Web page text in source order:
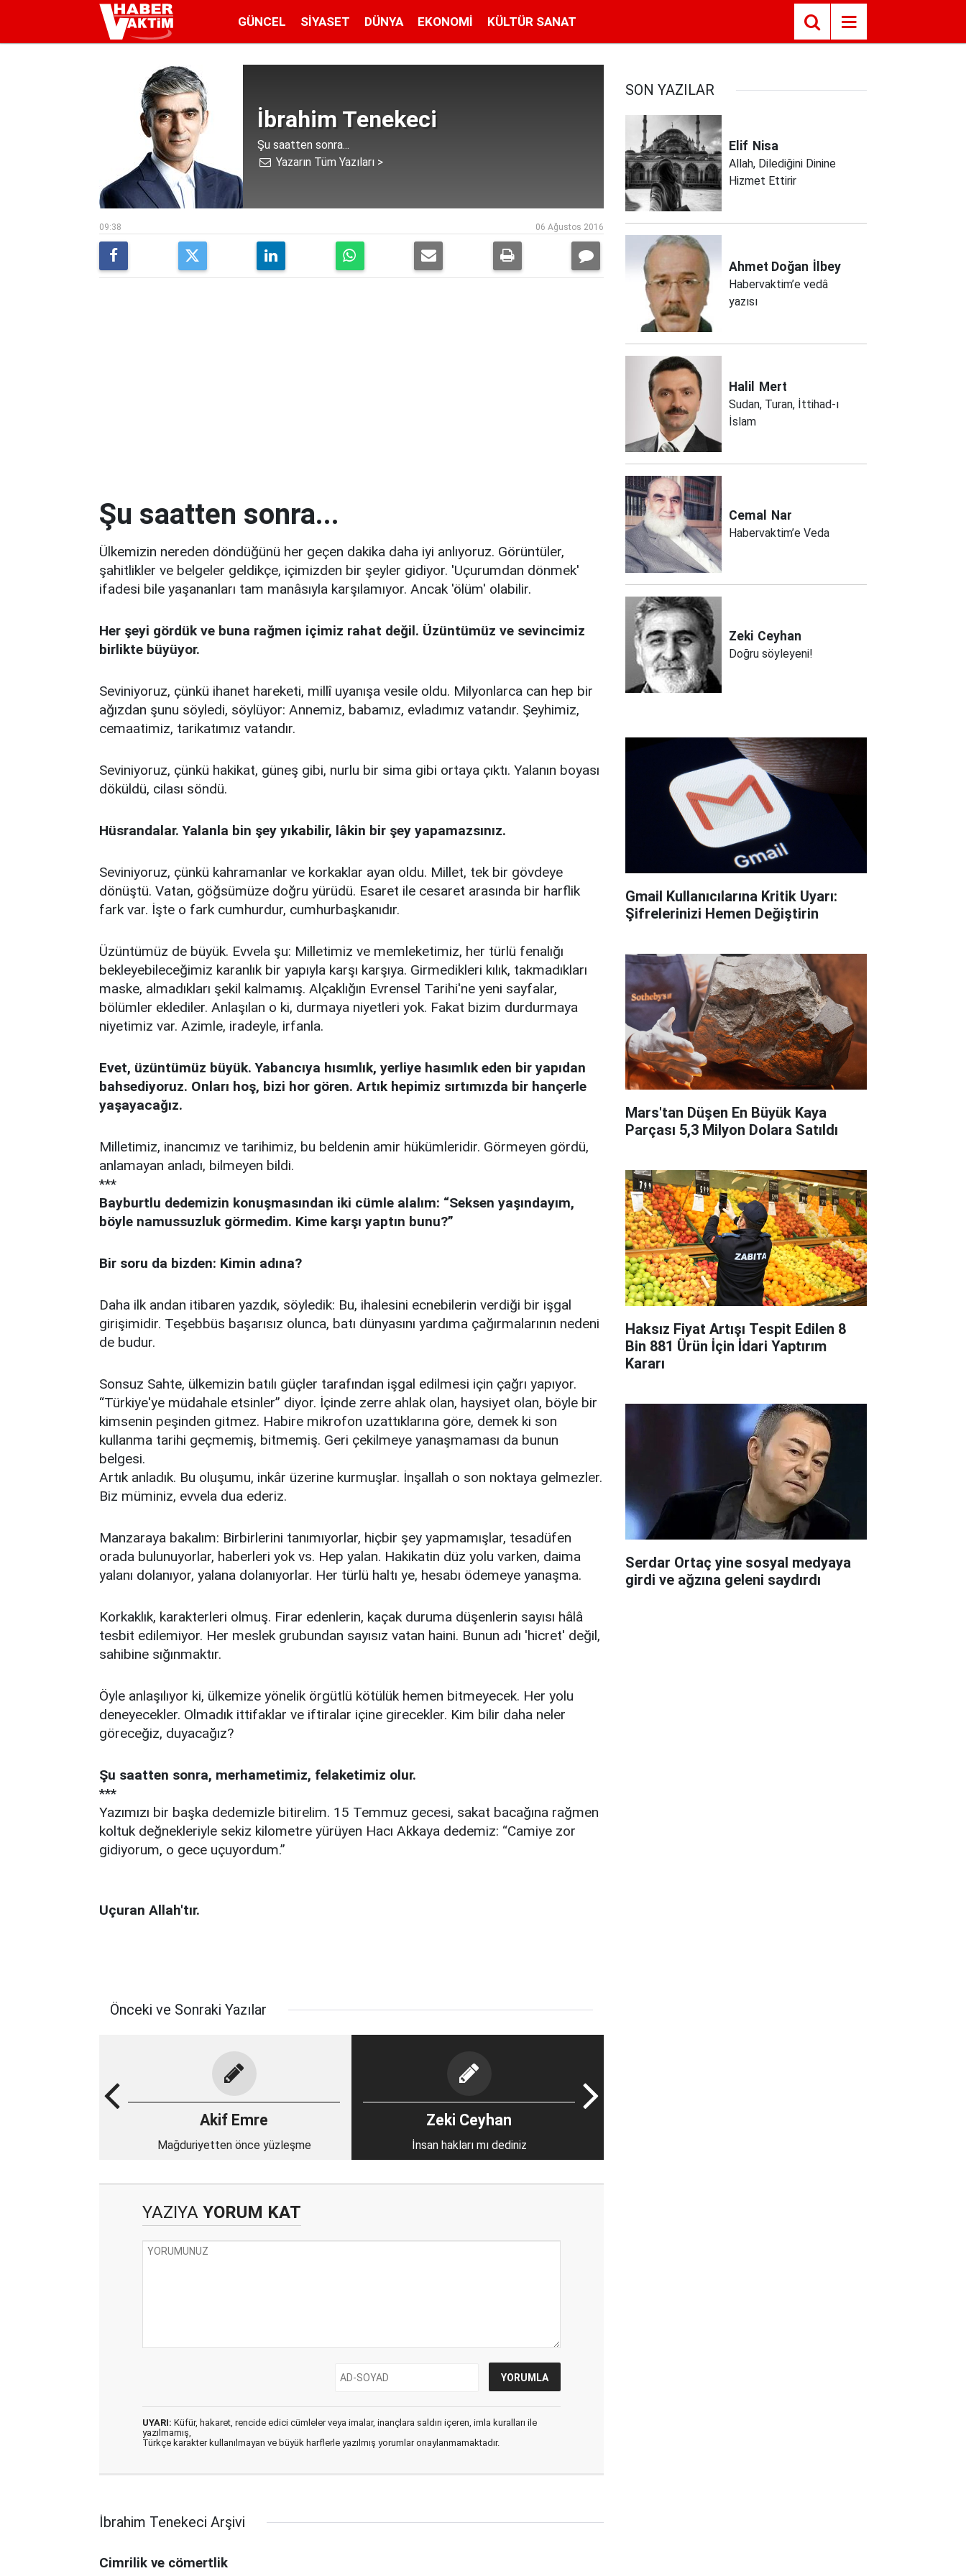
GÜNCEL SIYASET DÜNYA EKONOMI KÜLTÜR SANAT
İbrahim Tenekeci
Şu saatten sonra...
Yazarın Tüm Yazıları >
09:38 06 Ağustos 2016
Şu saatten sonra...
Ülkemizin nereden döndüğünü her geçen dakika daha iyi anlıyoruz. Görüntüler,
şahitlikler ve belgeler geldikçe, içimizden bir şeyler gidiyor. 'Uçurumdan dönmek'
ifadesi bile yaşananları tam manâsıyla karşılamıyor. Ancak 'ölüm' olabilir.
Her şeyi gördük ve buna rağmen içimiz rahat değil. Üzüntümüz ve sevincimiz
birlikte büyüyor.
Seviniyoruz, çünkü ihanet hareketi, millî uyanışa vesile oldu. Milyonlarca can hep bir
ağızdan şunu söyledi, söylüyor: Annemiz, babamız, evladımız vatandır. Şeyhimiz,
cemaatimiz, tarikatımız vatandır.
Seviniyoruz, çünkü hakikat, güneş gibi, nurlu bir sima gibi ortaya çıktı. Yalanın boyası
döküldü, cilası söndü.
Hüsrandalar. Yalanla bin şey yıkabilir, lâkin bir şey yapamazsınız.
Seviniyoruz, çünkü kahramanlar ve korkaklar ayan oldu. Millet, tek bir gövdeye
dönüştü. Vatan, göğsümüze doğru yürüdü. Esaret ile cesaret arasında bir harflik
fark var. İşte o fark cumhurdur, cumhurbaşkanıdır.
Üzüntümüz de büyük. Evvela şu: Milletimiz ve memleketimiz, her türlü fenalığı
bekleyebileceğimiz karanlık bir yapıyla karşı karşıya. Girmedikleri kılık, takmadıkları
maske, almadıkları şekil kalmamış. Alçaklığın Evrensel Tarihi'ne yeni sayfalar,
bölümler eklediler. Anlaşılan o ki, durmaya niyetleri yok. Fakat bizim durdurmaya
niyetimiz var. Azimle, iradeyle, irfanla.
Evet, üzüntümüz büyük. Yabancıya hısımlık, yerliye hasımlık eden bir yapıdan
bahsediyoruz. Onları hoş, bizi hor gören. Artık hepimiz sırtımızda bir hançerle
yaşayacağız.
Milletimiz, inancımız ve tarihimiz, bu beldenin amir hükümleridir. Görmeyen gördü,
anlamayan anladı, bilmeyen bildi.
***
Bayburtlu dedemizin konuşmasından iki cümle alalım: “Seksen yaşındayım,
böyle namussuzluk görmedim. Kime karşı yaptın bunu?”
Bir soru da bizden: Kimin adına?
Daha ilk andan itibaren yazdık, söyledik: Bu, ihalesini ecnebilerin verdiği bir işgal
girişimidir. Teşebbüs başarısız olunca, batı dünyasını yardıma çağırmalarının nedeni
de budur.
Sonsuz Sahte, ülkemizin batılı güçler tarafından işgal edilmesi için çağrı yapıyor.
“Türkiye'ye müdahale etsinler” diyor. İçinde zerre ahlak olan, haysiyet olan, böyle bir
kimsenin peşinden gitmez. Habire mikrofon uzattıklarına göre, demek ki son
kullanma tarihi geçmemiş, bitmemiş. Geri çekilmeye yanaşmaması da bunun
belgesi.
Artık anladık. Bu oluşumu, inkâr üzerine kurmuşlar. İnşallah o son noktaya gelmezler.
Biz müminiz, evvela dua ederiz.
Manzaraya bakalım: Birbirlerini tanımıyorlar, hiçbir şey yapmamışlar, tesadüfen
orada bulunuyorlar, haberleri yok vs. Hep yalan. Hakikatin düz yolu varken, daima
yalanı dolanıyor, yalana dolanıyorlar. Her türlü haltı ye, hesabı ödemeye yanaşma.
Korkaklık, karakterleri olmuş. Firar edenlerin, kaçak duruma düşenlerin sayısı hâlâ
tesbit edilemiyor. Her meslek grubundan sayısız vatan haini. Bunun adı 'hicret' değil,
sahibine sığınmaktır.
Öyle anlaşılıyor ki, ülkemize yönelik örgütlü kötülük hemen bitmeyecek. Her yolu
deneyecekler. Olmadık ittifaklar ve iftiralar içine girecekler. Kim bilir daha neler
göreceğiz, duyacağız?
Şu saatten sonra, merhametimiz, felaketimiz olur.
***
Yazımızı bir başka dedemizle bitirelim. 15 Temmuz gecesi, sakat bacağına rağmen
koltuk değnekleriyle sekiz kilometre yürüyen Hacı Akkaya dedemiz: “Camiye zor
gidiyorum, o gece uçuyordum.”
Uçuran Allah'tır.
Önceki ve Sonraki Yazılar
Akif Emre
Mağduriyetten önce yüzleşme
Zeki Ceyhan
İnsan hakları mı dediniz
YAZIYA YORUM KAT
UYARI: Küfür, hakaret, rencide edici cümleler veya imalar, inançlara saldırı içeren, imla kuralları ile
yazılmamış,
Türkçe karakter kullanılmayan ve büyük harflerle yazılmış yorumlar onaylanmamaktadır.
İbrahim Tenekeci Arşivi
Cimrilik ve cömertlik
SON YAZILAR
Elif Nisa
Allah, Dilediğini Dinine
Hizmet Ettirir
Ahmet Doğan İlbey
Habervaktim’e vedâ
yazısı
Halil Mert
Sudan, Turan, İttihad-ı
İslam
Cemal Nar
Habervaktim’e Veda
Zeki Ceyhan
Doğru söyleyeni!
Gmail Kullanıcılarına Kritik Uyarı:
Şifrelerinizi Hemen Değiştirin
Mars'tan Düşen En Büyük Kaya
Parçası 5,3 Milyon Dolara Satıldı
Haksız Fiyat Artışı Tespit Edilen 8
Bin 881 Ürün İçin İdari Yaptırım
Kararı
Serdar Ortaç yine sosyal medyaya
girdi ve ağzına geleni saydırdı